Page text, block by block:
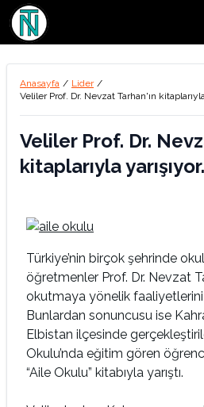
Anasayfa / Lider /
Veliler Prof. Dr. Nevzat Tarhan'ın kitaplarıyla
Veliler Prof. Dr.
kitaplarıyla
Türkiye’nin birçok şehrinde
öğretmenler Prof. Dr. Nevzat
okutmaya yönelik faaliyetlerini
Bunlardan sonuncusu ise
Elbistan ilçesinde
Okulu’nda eğitim gören öğrenci
“Aile Okulu” kitabıyla yarıştı.